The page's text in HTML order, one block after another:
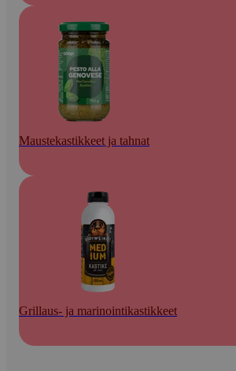
Maustekastikkeet ja tahnat
Grillaus- ja marinointikastikkeet